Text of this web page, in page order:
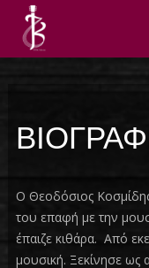
Ο Θεοδόσιος
του επαφή με την
έπαιζε κιθάρα. Από
μουσική. Ξεκίνησε ως